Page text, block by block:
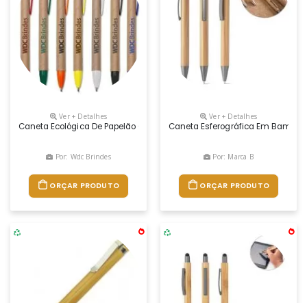
Ver + Detalhes
Caneta Ecológica De Papelão Com Detalhes Coloridos,
Por: Wdc Brindes
ORÇAR PRODUTO
Ver + Detalhes
Caneta Esferográfica Em Bambu
Por: Marca B
ORÇAR PRODUTO